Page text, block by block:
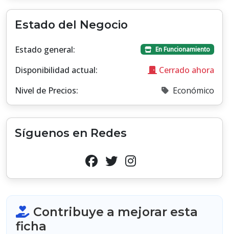
Estado del Negocio
Estado general: En Funcionamiento
Disponibilidad actual:
Cerrado ahora
Nivel de Precios:
Económico
Síguenos en Redes
Contribuye a mejorar esta
ficha